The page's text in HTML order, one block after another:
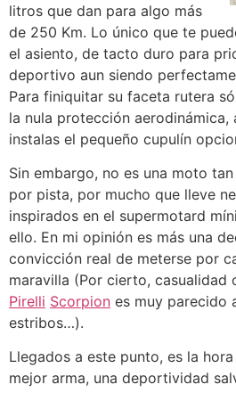
litros que dan para algo más
de 250 Km. Lo único que te
el asiento, de tacto duro para
deportivo aun siendo
Para finiquitar su faceta rutera
la nula protección aerodinámica,
instalas el pequeño cupulín
Sin embargo, no es una moto
por pista, por mucho que lleve
inspirados en el supermotard
ello. En mi opinión es más una
convicción real de meterse por
maravilla (Por cierto, casualidad
Pirelli Scorpion es muy parecido
estribos…).
Llegados a este punto, es la
mejor arma, una deportividad